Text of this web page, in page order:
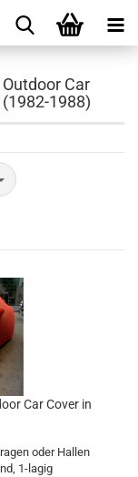
Car
1988)
Car Cover in
oder Hallen
1-lagig